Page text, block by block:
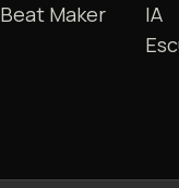
Beat Maker
IA